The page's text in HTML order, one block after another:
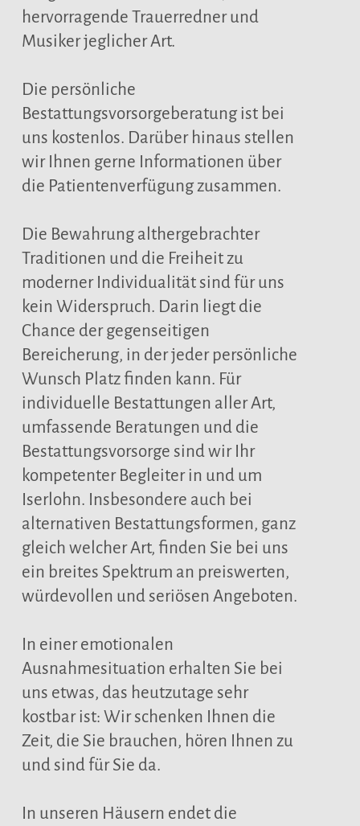
hervorragende Trauerredner und
Musiker jeglicher Art.
Die persönliche
Bestattungsvorsorgeberatung ist bei
uns kostenlos. Darüber hinaus stellen
wir Ihnen gerne Informationen über
die Patientenverfügung zusammen.
Die Bewahrung althergebrachter
Traditionen und die Freiheit zu
moderner Individualität sind für uns
kein Widerspruch. Darin liegt die
Chance der gegenseitigen
Bereicherung, in der jeder persönliche
Wunsch Platz finden kann. Für
individuelle Bestattungen aller Art,
umfassende Beratungen und die
Bestattungsvorsorge sind wir Ihr
kompetenter Begleiter in und um
Iserlohn. Insbesondere auch bei
alternativen Bestattungsformen, ganz
gleich welcher Art, finden Sie bei uns
ein breites Spektrum an preiswerten,
würdevollen und seriösen Angeboten.
In einer emotionalen
Ausnahmesituation erhalten Sie bei
uns etwas, das heutzutage sehr
kostbar ist: Wir schenken Ihnen die
Zeit, die Sie brauchen, hören Ihnen zu
und sind für Sie da.
In unseren Häusern endet die